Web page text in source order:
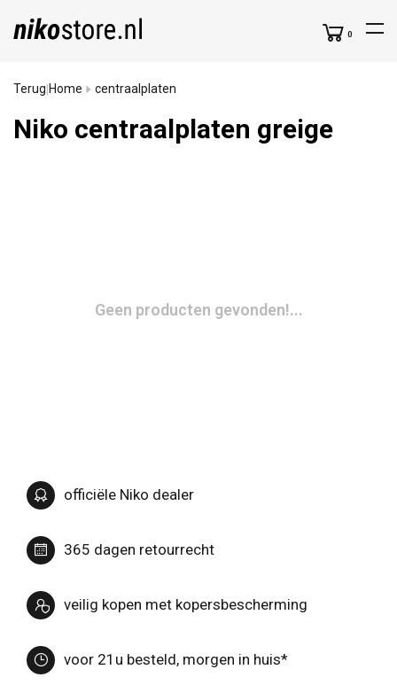
0
Terug Home centraalplaten
Niko centraalplaten greige
Geen producten gevonden!...
officiële Niko dealer
365 dagen retourrecht
veilig kopen met kopersbescherming
voor 21u besteld, morgen in huis*